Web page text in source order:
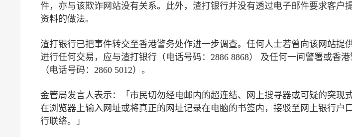
件，亦与该欺诈网站没有关系。此外，渣打银行并没有透过电子邮件要求客户
资料的做法。
渣打银行已把事件转交至香港警务处作进一步调查。任何人士若曾向该网站提
进行任何交易，应与渣打银行（电话号码：2886 8868） 及任何一间警署或香
（电话号码：2860 5012）。
金管局发言人表示：「市民切勿经电邮内的超连结、网上搜寻器或可疑的突现
在浏览器上输入网址或将真正的网址记录在电脑的书签内，接驳至网上银行户
行联络。」